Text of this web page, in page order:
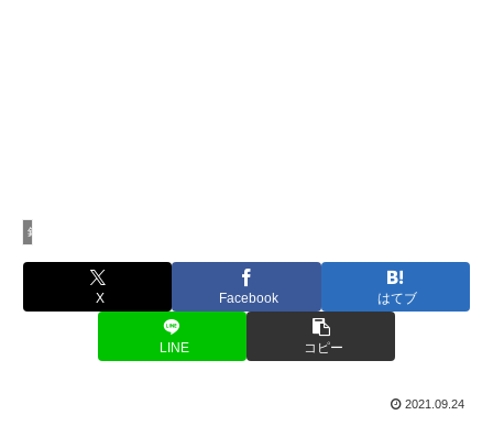
釣行記
X Facebook はてブ
LINE コピー
2021.09.24